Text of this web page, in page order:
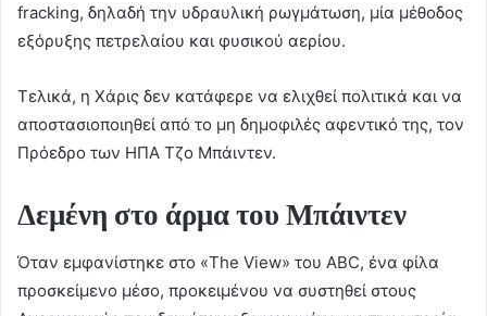
fracking, δηλαδή την υδραυλική ρωγμάτωση, μία μέθοδος
εξόρυξης πετρελαίου και φυσικού αερίου.
Τελικά, η Χάρις δεν κατάφερε να ελιχθεί πολιτικά και να
αποστασιοποιηθεί από το μη δημοφιλές αφεντικό της, τον
Πρόεδρο των ΗΠΑ Τζο Μπάιντεν.
Δεμένη στο άρμα του Μπάιντεν
Όταν εμφανίστηκε στο «The View» του ABC, ένα φίλα
προσκείμενο μέσο, προκειμένου να συστηθεί στους